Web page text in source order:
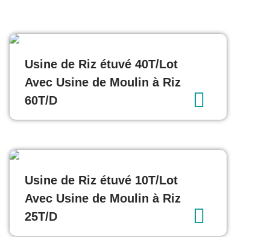
Usine de Riz étuvé 40T/Lot
Avec Usine de Moulin à Riz
60T/D
Usine de Riz étuvé 10T/Lot
Avec Usine de Moulin à Riz
25T/D